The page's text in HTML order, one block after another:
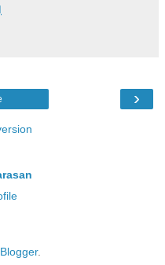
›
Blogger.